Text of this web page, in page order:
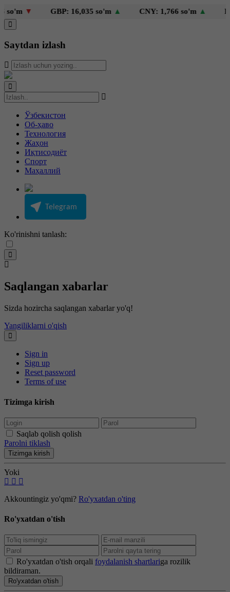
▼ GBP: 16,035 so'm▲ CNY: 1,766 so'm▲
Saytdan izlash
Ўзбекистон
Об-ҳаво
Технология
Жаҳон
Иқтисодиёт
Спорт
Маҳаллий
Ko'rinishni tanlash:
Saqlangan xabarlar
Sizda hozircha saqlangan xabarlar yo'q!
Yangiliklarni o'qish
Sign in
Sign up
Reset password
Terms of use
Tizimga kirish
Saqlab qolish qolish
Parolni tiklash
Tizimga kirish
Yoki
Akkountingiz yo'qmi? Ro'yxatdan o'ting
Ro'yxatdan o'tish
Ro'yxatdan o'tish orqali foydalanish shartlariga rozilik
bildiraman.
Ro'yxatdan o'tish